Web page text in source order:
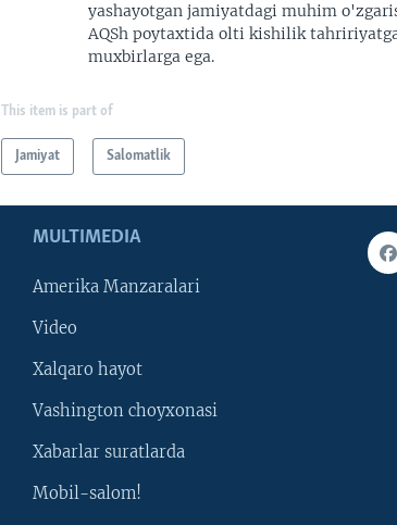
yashayotgan jamiyatdagi muhim
AQSh poytaxtida olti kishilik
muxbirlarga ega.
This item is part of
Jamiyat Salomatlik
MULTIMEDIA
Amerika Manzaralari
Video
Xalqaro hayot
Vashington choyxonasi
Xabarlar suratlarda
Mobil-salom!